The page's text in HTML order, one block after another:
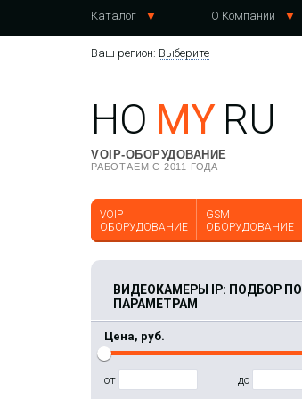
Каталог О Компании
Ваш регион: Выберите
HO MY RU
VOIP-ОБОРУДОВАНИЕ
РАБОТАЕМ С 2011 ГОДА
VOIP
ОБОРУДОВАНИЕ
GSM
ОБОРУДОВАНИЕ
ВИДЕОКАМЕРЫ IP: ПОДБОР ПО
ПАРАМЕТРАМ
Цена, руб.
от до